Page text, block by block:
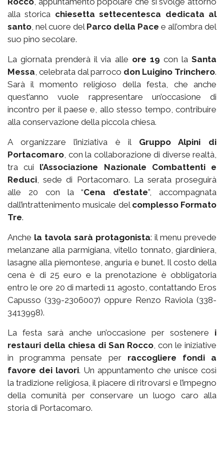
alla storica chiesetta settecentesca dedicata al
santo, nel cuore del Parco della Pace e all’ombra del
suo pino secolare.
La giornata prenderà il via alle ore 19 con laSanta
Messa, celebrata dal parroco don Luigino Trinchero.
Sarà il momento religioso della festa, che anche
quest’anno vuole rappresentare un’occasione di
incontro per il paese e, allo stesso tempo, contribuire
alla conservazione della piccola chiesa.
A organizzare l’iniziativa è il Gruppo Alpini di
Portacomaro, con la collaborazione di diverse realtà,
tra cui l’Associazione Nazionale Combattenti e
Reduci, sede di Portacomaro. La serata proseguirà
alle 20 con la “Cena d’estate”, accompagnata
dall’intrattenimento musicale del complesso Formato
Tre.
Anche la tavola sarà protagonista: il menu prevede
melanzane alla parmigiana, vitello tonnato, giardiniera,
lasagne alla piemontese, anguria e bunet. Il costo della
cena è di 25 euro e la prenotazione è obbligatoria
entro le ore 20 di martedì 11 agosto, contattando Eros
Capusso (339-2306007) oppure Renzo Raviola (338-
3413998).
La festa sarà anche un’occasione per sostenere i
restauri della chiesa di San Rocco, con le iniziative
in programma pensate per raccogliere fondi a
favore dei lavori. Un appuntamento che unisce così
la tradizione religiosa, il piacere di ritrovarsi e l’impegno
della comunità per conservare un luogo caro alla
storia di Portacomaro.